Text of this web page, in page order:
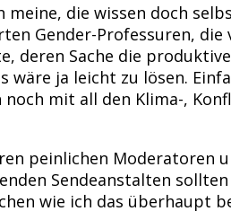
die wissen doch
Gender-Professuren,
deren Sache die
ja leicht zu lösen.
mit all den Klima-,
peinlichen Moderatoren
Sendeanstalten
wie ich das überhaupt